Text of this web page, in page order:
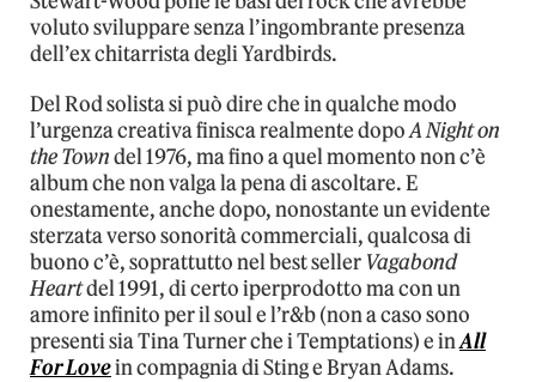
voluto sviluppare senza l’ingombrante presenza
dell’ex chitarrista degli Yardbirds.
Del Rod solista si può dire che in qualche modo
l’urgenza creativa finisca realmente dopoA Night on
the Towndel 1976, ma fino a quel momento non c’è
album che non valga la pena di ascoltare. E
onestamente, anche dopo, nonostante un evidente
sterzata verso sonorità commerciali, qualcosa di
buono c’è, soprattutto nel best seller Vagabond
Heartdel 1991, di certo iperprodotto ma con un
amore infinito per il soul e l’r&b (non a caso sono
presenti sia Tina Turner che i Temptations) e inAll
For Lovein compagnia di Sting e Bryan Adams.